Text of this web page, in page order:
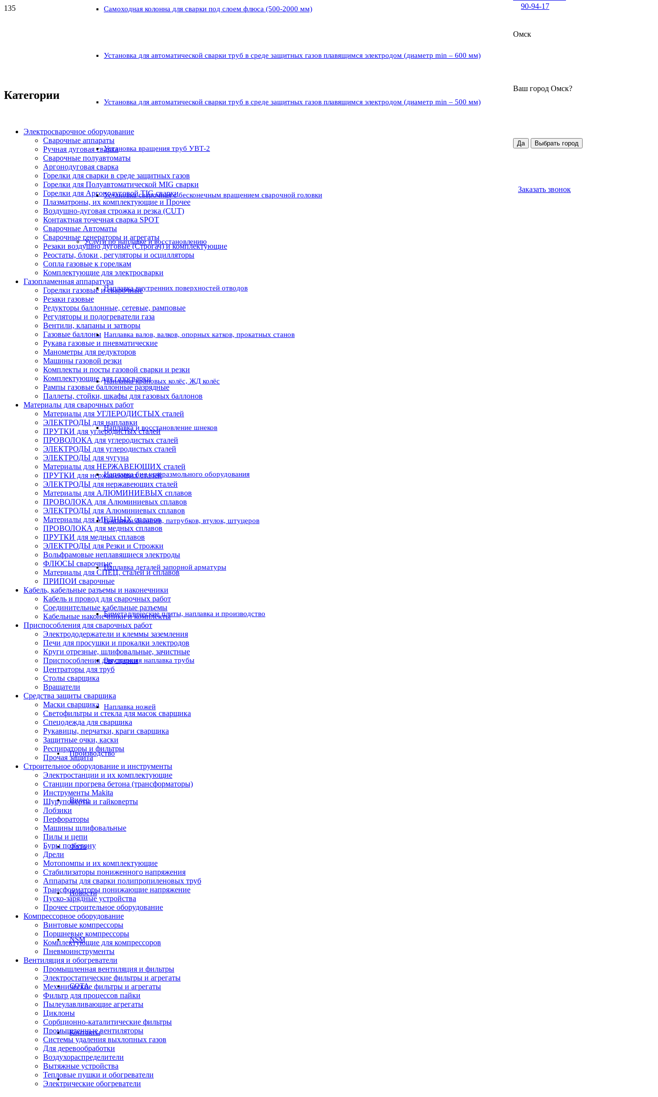
Самоходная колонна для сварки под слоем флюса (500-2000 мм)
Установка для автоматической сварки труб в среде защитных газов плавящимся электродом (диаметр min – 600 мм)
Установка для автоматической сварки труб в среде защитных газов плавящимся электродом (диаметр min – 500 мм)
Установка вращения труб УВТ-2
Установка сварочная с бесконечным вращением сварочной головки
Услуги по наплавке и восстановлению
Наплавка внутренних поверхностей отводов
Наплавка валов, валков, опорных катков, прокатных станов
Наплавка крановых колёс, ЖД колёс
Наплавка и восстановление шнеков
Наплавка бил углеразмольного оборудования
Наплавка фланцев, патрубков, втулок, штуцеров
Наплавка деталей запорной арматуры
Биметаллические плиты, наплавка и производство
Внутренняя наплавка трубы
Наплавка ножей
Производство
Видео
Фото
Новости
NSM
СОТА
Контакты
90-94-17
Омск
Ваш город Омск?
Да Выбрать город
Заказать звонок
Категории
Электросварочное оборудование
Сварочные аппараты
Ручная дуговая сварка
Сварочные полуавтоматы
Аргонодуговая сварка
Горелки для сварки в среде защитных газов
Горелки для Полуавтоматической MIG сварки
Горелки для Аргонодуговой TIG сварки
Плазматроны, их комплектующие и Прочее
Воздушно-дуговая строжка и резка (CUT)
Контактная точечная сварка SPOT
Сварочные Автоматы
Сварочные генераторы и агрегаты
Резаки воздушно дуговые (Строгач) и комплектующие
Реостаты, блоки , регуляторы и осцилляторы
Сопла газовые к горелкам
Комплектующие для электросварки
Газопламенная аппаратура
Горелки газовые и сварочные
Резаки газовые
Редукторы баллонные, сетевые, рамповые
Регуляторы и подогреватели газа
Вентили, клапаны и затворы
Газовые баллоны
Рукава газовые и пневматические
Манометры для редукторов
Машины газовой резки
Комплекты и посты газовой сварки и резки
Комплектующие для газосварки
Рампы газовые баллонные разрядные
Паллеты, стойки, шкафы для газовых баллонов
Материалы для сварочных работ
Материалы для УГЛЕРОДИСТЫХ сталей
ЭЛЕКТРОДЫ для наплавки
ПРУТКИ для углеродистых сталей
ПРОВОЛОКА для углеродистых сталей
ЭЛЕКТРОДЫ для углеродистых сталей
ЭЛЕКТРОДЫ для чугуна
Материалы для НЕРЖАВЕЮЩИХ сталей
ПРУТКИ для нержавеющих сталей
ЭЛЕКТРОДЫ для нержавеющих сталей
Материалы для АЛЮМИНИЕВЫХ сплавов
ПРОВОЛОКА для Алюминиевых сплавов
ЭЛЕКТРОДЫ для Алюминиевых сплавов
Материалы для МЕДНЫХ сплавов
ПРОВОЛОКА для медных сплавов
ПРУТКИ для медных сплавов
ЭЛЕКТРОДЫ для Резки и Строжки
Вольфрамовые неплавящиеся электроды
ФЛЮСЫ сварочные
Материалы для СПЕЦ. сталей и сплавов
ПРИПОИ сварочные
Кабель, кабельные разъемы и наконечники
Кабель и провод для сварочных работ
Соединительные кабельные разъемы
Кабельные наконечники и комплекты
Приспособления для сварочных работ
Электрододержатели и клеммы заземления
Печи для просушки и прокалки электродов
Круги отрезные, шлифовальные, зачистные
Приспособления для сварки
Центраторы для труб
Столы сварщика
Вращатели
Средства защиты сварщика
Маски сварщика
Светофильтры и стекла для масок сварщика
Спецодежда для сварщика
Рукавицы, перчатки, краги сварщика
Защитные очки, каски
Респираторы и фильтры
Прочая защита
Строительное оборудование и инструменты
Электростанции и их комплектующие
Станции прогрева бетона (трансформаторы)
Инструменты Makita
Шуруповерты и гайковерты
Лобзики
Перфораторы
Машины шлифовальные
Пилы и цепи
Буры по бетону
Дрели
Мотопомпы и их комплектующие
Стабилизаторы пониженного напряжения
Аппараты для сварки полипропиленовых труб
Трансформаторы понижающие напряжение
Пуско-зарядные устройства
Прочее строительное оборудование
Компрессорное оборудование
Винтовые компрессоры
Поршневые компрессоры
Комплектующие для компрессоров
Пневмоинструменты
Вентиляция и обогреватели
Промышленная вентиляция и фильтры
Электростатические фильтры и агрегаты
Механические фильтры и агрегаты
Фильтр для процессов пайки
Пылеулавливающие агрегаты
Циклоны
Сорбционно-каталитические фильтры
Промышленные вентиляторы
Системы удаления выхлопных газов
Для деревообработки
Воздухораспределители
Вытяжные устройства
Тепловые пушки и обогреватели
Электрические обогреватели